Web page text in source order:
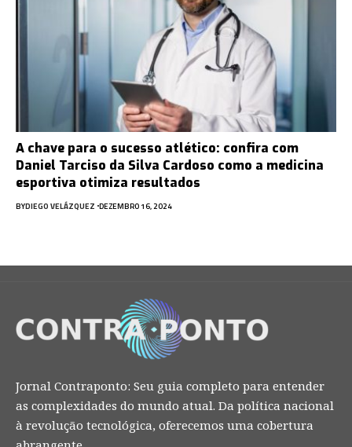
A chave para o sucesso atlético: confira com
Daniel Tarciso da Silva Cardoso como a medicina
esportiva otimiza resultados
BYDIEGO VELÁZQUEZ DEZEMBRO 16, 2024
Jornal Contraponto: Seu guia completo para entender
as complexidades do mundo atual. Da política nacional
à revolução tecnológica, oferecemos uma cobertura